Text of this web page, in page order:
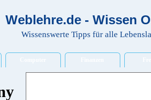
Weblehre.de - Wissen
Wissenswerte Tipps für alle